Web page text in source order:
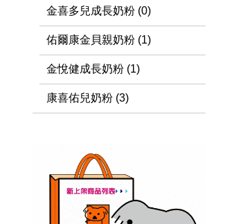
金喜多兒成長奶粉 (0)
佑爾康金貝親奶粉 (1)
金悅健成長奶粉 (1)
康喜佑兒奶粉 (3)